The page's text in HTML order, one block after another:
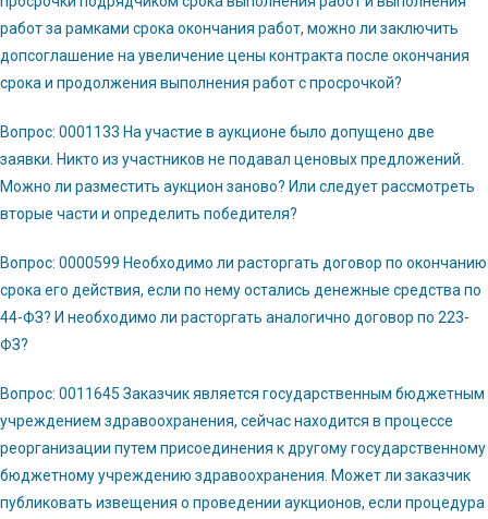
работ за рамками срока окончания работ, можно ли заключить
допсоглашение на увеличение цены контракта после окончания
срока и продолжения выполнения работ с просрочкой?
Вопрос: 0001133 На участие в аукционе было допущено две
заявки. Никто из участников не подавал ценовых предложений.
Можно ли разместить аукцион заново? Или следует рассмотреть
вторые части и определить победителя?
Вопрос: 0000599 Необходимо ли расторгать договор по окончанию
срока его действия, если по нему остались денежные средства по
44-ФЗ? И необходимо ли расторгать аналогично договор по 223-
ФЗ?
Вопрос: 0011645 Заказчик является государственным бюджетным
учреждением здравоохранения, сейчас находится в процессе
реорганизации путем присоединения к другому государственному
бюджетному учреждению здравоохранения. Может ли заказчик
публиковать извещения о проведении аукционов, если процедура